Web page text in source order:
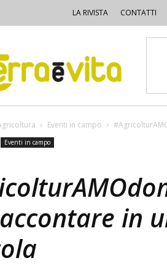
LA RIVISTA CONTATTI
Eventi in campo
Eventi in campo
in